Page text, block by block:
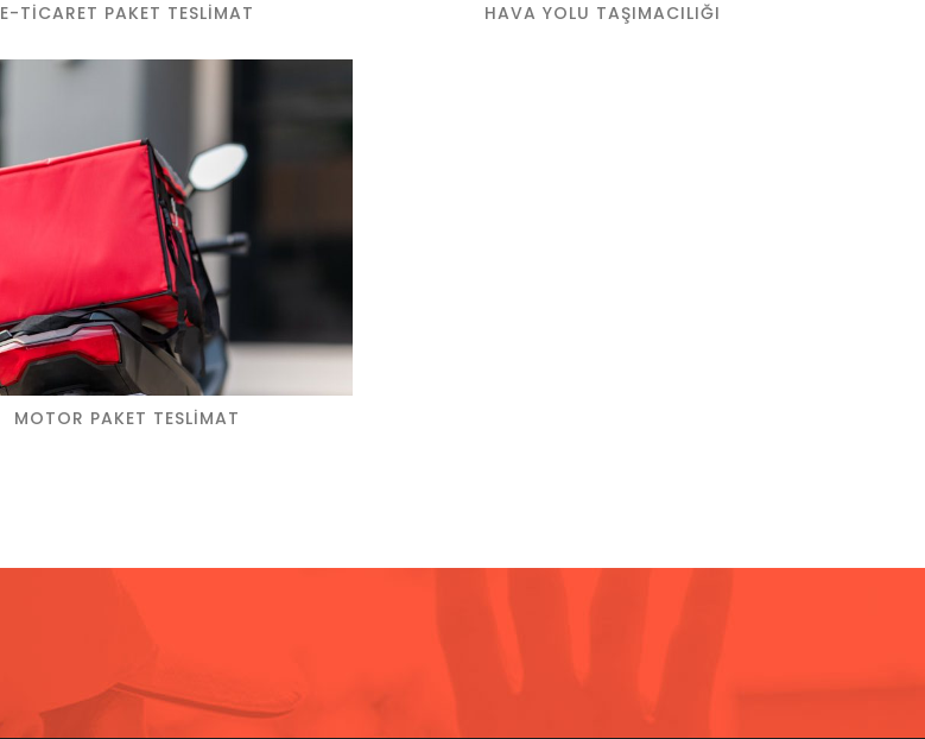
E-TICARET PAKET TESLIMAT HAVA YOLU TAŞIMACILIĞI
MOTOR PAKET TESLIMAT